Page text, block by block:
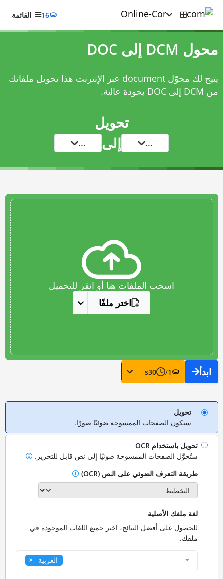
16 القائمة
محول DCM إلى DOC
يتيح لك محوّل document عبر الإنترنت هذا تحويل ملفاتك
من DCM إلى DOC بجودة عالية.
تحويل
... إلى ...
اسحب الملفات هنا أو انقر للتحميل
اختر ملفًا
ابدأ 1
/
30
s
تحويل
ستكون الصفحات الممسوحة ضوئيًا صورًا.
تحويل باستخدام OCR
ستُحوَّل الصفحات الممسوحة ضوئيًا إلى نص قابل للتحرير.
طريقة التعرف الضوئي على النص (OCR)
لغة ملفك الأصلية
للحصول على أفضل النتائج، اختر جميع اللغات الموجودة في
ملفك.
العربية